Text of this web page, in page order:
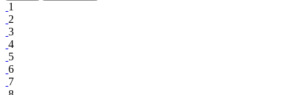
1
2
3
4
5
6
7